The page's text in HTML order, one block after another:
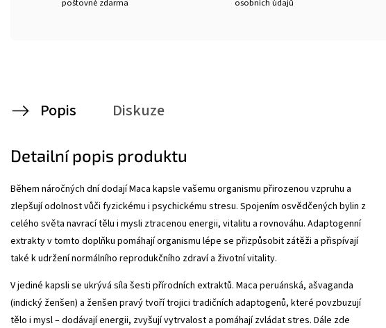
poštovné zdarma
osobních údajů
Popis Diskuze
Detailní popis produktu
Během náročných dní dodají Maca kapsle vašemu organismu přirozenou vzpruhu a
zlepšují odolnost vůči fyzickému i psychickému stresu. Spojením osvědčených bylin z
celého světa navrací tělu i mysli ztracenou energii, vitalitu a rovnováhu. Adaptogenní
extrakty v tomto doplňku pomáhají organismu lépe se přizpůsobit zátěži a přispívají
také k udržení normálního reprodukčního zdraví a životní vitality.
V jediné kapsli se ukrývá síla šesti přírodních extraktů. Maca peruánská, ašvaganda
(indický ženšen) a ženšen pravý tvoří trojici tradičních adaptogenů, které povzbuzují
tělo i mysl – dodávají energii, zvyšují vytrvalost a pomáhají zvládat stres. Dále zde